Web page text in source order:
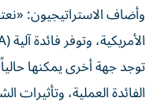
وأضاف الاستراتيجيون:
توجد جهة أخرى يمكنها
الفائدة العملية، وتأثيرات